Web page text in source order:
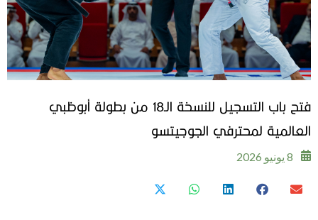
فتح باب التسجيل للنسخة الـ18 من بطولة أبوظبي
العالمية لمحترفي الجوجيتسو
8 يونيو 2026